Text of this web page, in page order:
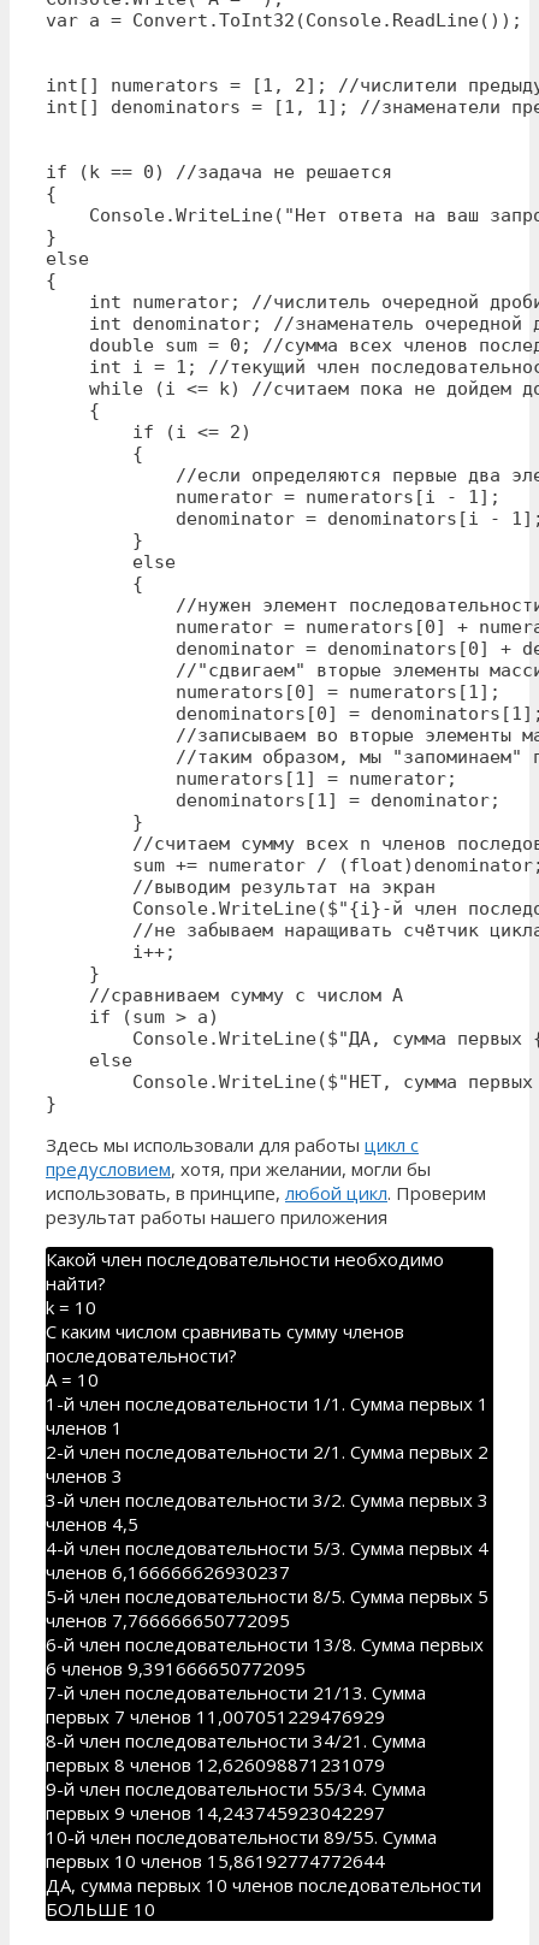
var a = Convert.ToInt32(Console.ReadLine());
int[] numerators = [1, 2]; //числители
int[] denominators = [1, 1]; //знаменатели
if (k == 0) //задача не решается
{
Console.WriteLine("Нет ответа на ваш
}
else
{
int numerator; //числитель очередной
int denominator; //знаменатель очередной
double sum = 0; //сумма всех членов
int i = 1; //текущий член
while (i <= k) //считаем пока не дойдем
    {
        if (i <= 2)
        {
//если определяются первые два
            numerator = numerators[i - 1];
denominator = denominators[i -
        }
        else
        {
//нужен элемент
numerator = numerators[0] +
denominator = denominators[0] +
//"сдвигаем" вторые элементы
            numerators[0] = numerators[1];
denominators[0] =
//записываем во вторые элементы
//таким образом, мы "запоминаем"
            numerators[1] = numerator;
            denominators[1] = denominator;
        }
//считаем сумму всех n членов
sum += numerator /
        //выводим результат на экран
Console.WriteLine($"{i}-й член
//не забываем наращивать счётчик
        i++;
    }
    //сравниваем сумму с числом A
    if (sum > a)
Console.WriteLine($"ДА, сумма первых
    else
Console.WriteLine($"НЕТ, сумма
}
Здесь мы использовали для работы цикл с
предусловием, хотя, при желании, могли бы
использовать, в принципе, любой цикл. Проверим
результат работы нашего приложения
Какой член последовательности необходимо
найти?
k = 10
С каким числом сравнивать сумму членов
последовательности?
A = 10
1-й член последовательности 1/1. Сумма первых 1
членов 1
2-й член последовательности 2/1. Сумма первых 2
членов 3
3-й член последовательности 3/2. Сумма первых 3
членов 4,5
4-й член последовательности 5/3. Сумма первых 4
членов 6,166666626930237
5-й член последовательности 8/5. Сумма первых 5
членов 7,766666650772095
6-й член последовательности 13/8. Сумма первых
6 членов 9,391666650772095
7-й член последовательности 21/13. Сумма
первых 7 членов 11,007051229476929
8-й член последовательности 34/21. Сумма
первых 8 членов 12,626098871231079
9-й член последовательности 55/34. Сумма
первых 9 членов 14,243745923042297
10-й член последовательности 89/55. Сумма
первых 10 членов 15,86192774772644
ДА, сумма первых 10 членов последовательности
БОЛЬШЕ 10